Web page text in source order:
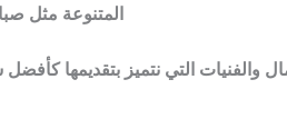
المتنوعة مثل
والفنيات التي نتميز بتقديمها